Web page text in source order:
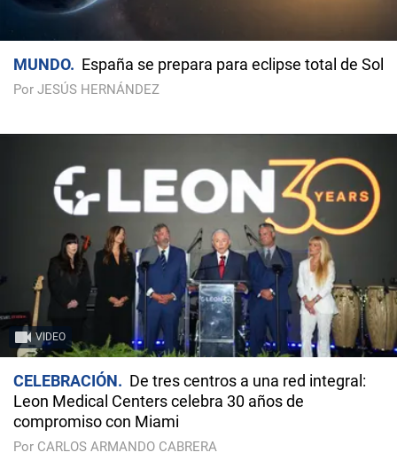
MUNDO España se prepara para eclipse total de Sol
Por JESÚS HERNÁNDEZ
VIDEO
CELEBRACIÓN
De tres centros a una red integral:
Leon Medical Centers celebra 30 años de
compromiso con Miami
Por CARLOS ARMANDO CABRERA